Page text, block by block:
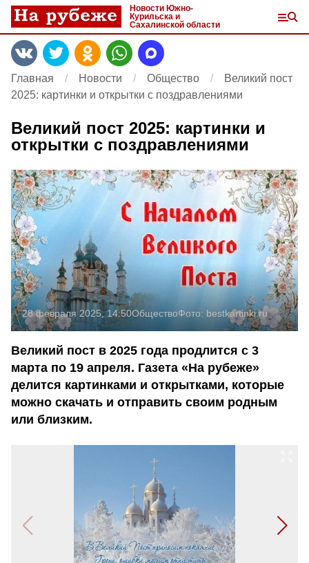
Новости Южно-
Курильска и
Сахалинской области
Главная Новости Общество
Великий пост
2025: картинки и открытки с поздравлениями
Великий пост 2025: картинки и
открытки с поздравлениями
28 февраля 2025, 14:50ОбществоФото: bestkartinki.ru
Великий пост в 2025 года продлится с 3
марта по 19 апреля. Газета «На рубеже»
делится картинками и открытками, которые
можно скачать и отправить своим родным
или близким.